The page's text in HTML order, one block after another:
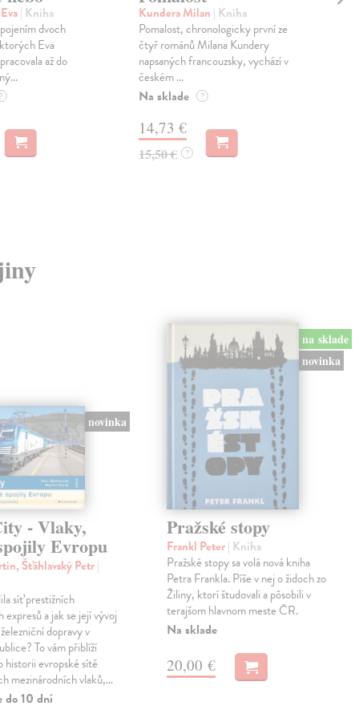
| Kniha
dvoch
Eva
až do
?
Kundera Milan | Kniha
Pomalost, chronologicky první ze
čtyř románů Milana Kundery
napsaných francouzsky, vychází v
českém ...
Na sklade ?
14,73 €
15,50 € ?
novinka
- Vlaky,
Evropu
Šťáhlavský Petr|
síť prestižních
expresů a jak se její vývoj
dopravy v
To vám přiblíží
historii evropské sítě
mezinárodních vlaků,…
do 10 dní
na sklade
novinka
Pražské stopy
Frankl Peter| Kniha
Pražské stopy sa volá nová kniha
Petra Frankla. Píše v nej o židoch zo
Žiliny, ktorí študovali a pôsobili v
terajšom hlavnom meste ČR.
Na sklade
20,00 €